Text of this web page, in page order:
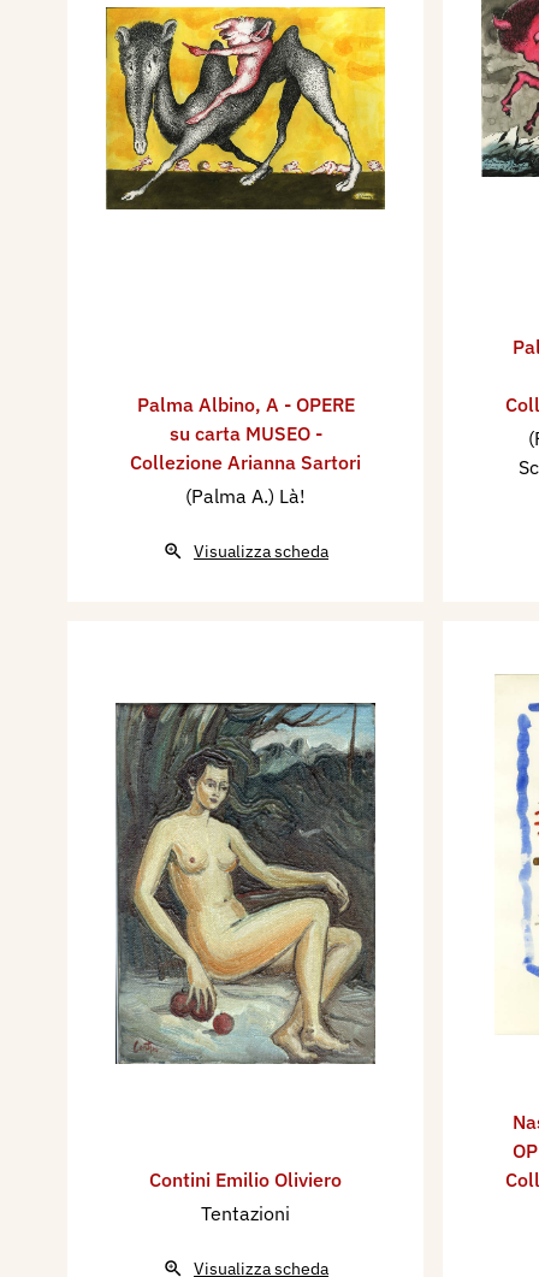
Palma Albino, A - OPERE
su carta MUSEO -
Collezione Arianna Sartori
(Palma A.) Là!
Visualizza scheda
Contini Emilio Oliviero
Tentazioni
Visualizza scheda